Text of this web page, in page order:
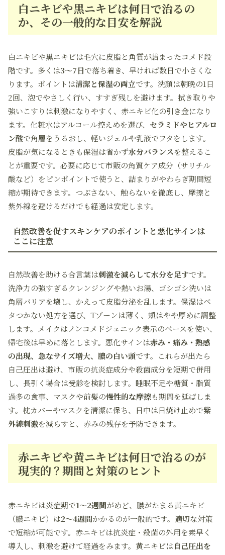
白ニキビや黒ニキビは何日で治るの
か、その一般的な目安を解説
白ニキビや黒ニキビは毛穴に皮脂と角質が詰まったコメド段
階です。多くは3〜7日で落ち着き、早ければ数日で小さくな
ります。ポイントは清潔と保湿の両立です。洗顔は朝晩の1日
2回、泡でやさしく行い、すすぎ残しを避けます。拭き取りや
強いこすりは刺激になりやすく、赤ニキビ化の引き金になり
ます。化粧水はアルコール控えめを選び、 セラミドやヒアルロ
ン酸で角層をうるおし、軽いジェルや乳液でフタをします。
皮脂が気になるときも保湿は省かず水分バランスを整えるこ
とが重要です。必要に応じて市販の角質ケア成分（サリチル
酸など）をピンポイントで使うと、詰まりがやわらぎ期間短
縮が期待できます。つぶさない、触らないを徹底し、摩擦と
紫外線を避けるだけでも経過は安定します。
自然改善を促すスキンケアのポイントと悪化サインは
ここに注意
自然改善を助ける合言葉は刺激を減らして水分を足すです。
洗浄力の強すぎるクレンジングや熱いお湯、ゴシゴシ洗いは
角層バリアを壊し、かえって皮脂分泌を乱します。保湿はベ
タつかない処方を選び、Tゾーンは薄く、頬はやや厚めに調整
します。メイクはノンコメドジェニック表示のベースを使い、
帰宅後は早めに落とします。悪化サインは赤み・痛み・熱感
の出現、急なサイズ増大、膿の白い頭です。これらが出たら
自己圧出は避け、市販の抗炎症成分や殺菌成分を短期で併用
し、長引く場合は受診を検討します。睡眠不足や糖質・脂質
過多の食事、マスクや前髪の慢性的な摩擦も期間を延ばしま
す。枕カバーやマスクを清潔に保ち、日中は日焼け止めで紫
外線刺激を減らすと、赤みの残存を予防できます。
赤ニキビや黄ニキビは何日で治るのが
現実的？期間と対策のヒント
赤ニキビは炎症期で1〜2週間がめど、膿がたまる黄ニキビ
（膿ニキビ）は2〜4週間かかるのが一般的です。適切な対策
で短縮が可能です。赤ニキビは抗炎症・殺菌の外用を素早く
導入し、刺激を避けて経過をみます。黄ニキビは自己圧出を